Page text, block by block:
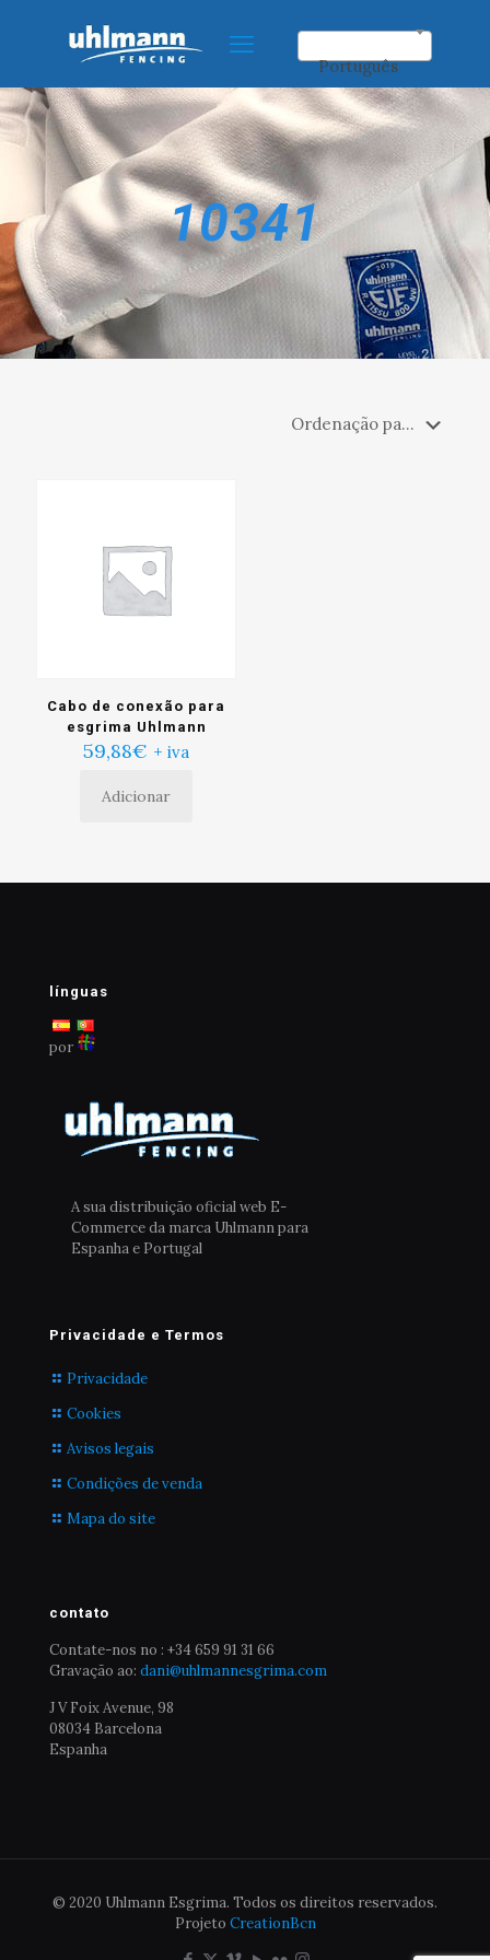
Português
10341
Cabo de conexão para
esgrima Uhlmann
59,88€ + iva
Adicionar
línguas
por
A sua distribuição oficial web E-
Commerce da marca Uhlmann para
Espanha e Portugal
Privacidade e Termos
Privacidade
Cookies
Avisos legais
Condições de venda
Mapa do site
contato
Contate-nos no : +34 659 91 31 66
Gravação ao: dani@uhlmannesgrima.com
J V Foix Avenue, 98
08034 Barcelona
Espanha
© 2020 Uhlmann Esgrima. Todos os direitos reservados.
Projeto CreationBcn